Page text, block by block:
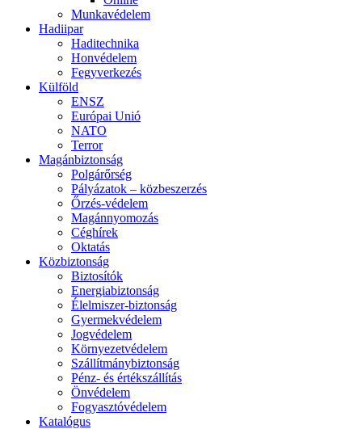
Munkavédelem
Hadiipar
Haditechnika
Honvédelem
Fegyverkezés
Külföld
ENSZ
Európai Unió
NATO
Terror
Magánbiztonság
Polgárőrség
Pályázatok – közbeszerzés
Őrzés-védelem
Magánnyomozás
Céghírek
Oktatás
Közbiztonság
Biztosítók
Energiabiztonság
Élelmiszer-biztonság
Gyermekvédelem
Jogvédelem
Környezetvédelem
Szállítmánybiztonság
Pénz- és értékszállítás
Önvédelem
Fogyasztóvédelem
Katalógus